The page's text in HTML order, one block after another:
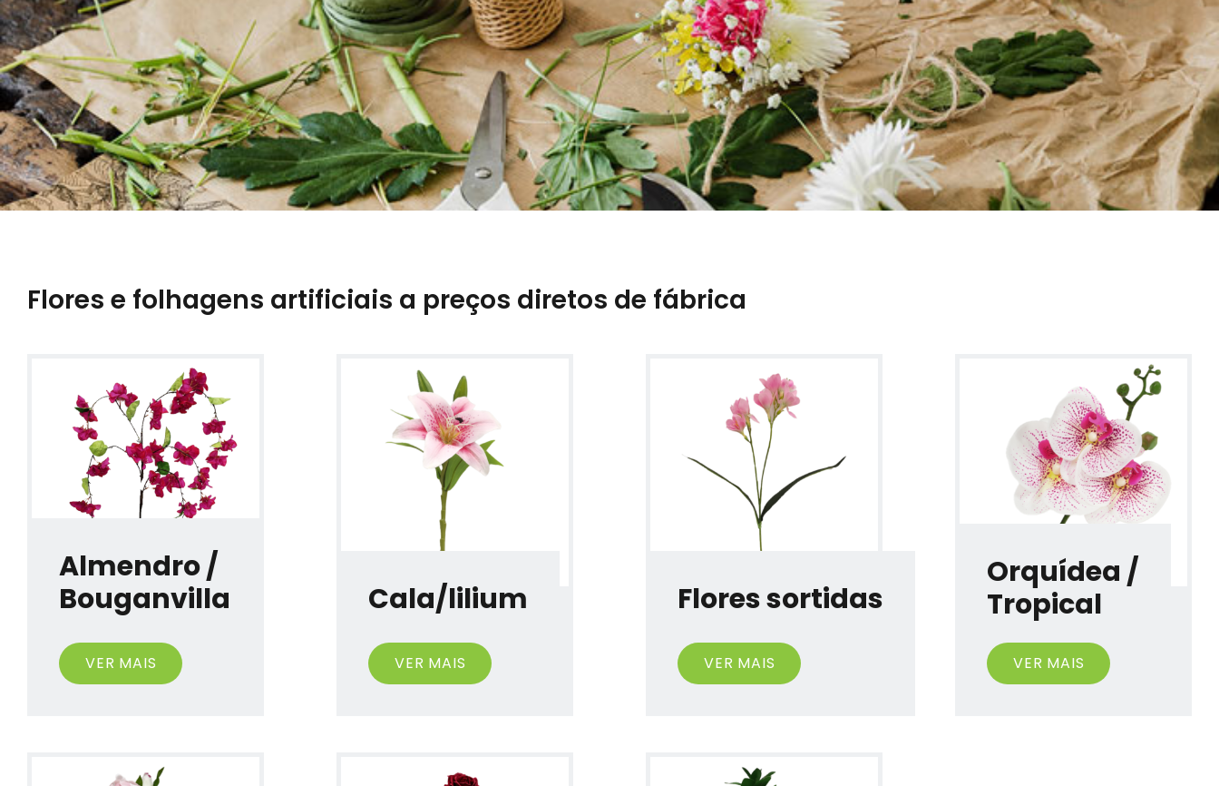
Flores e folhagens artificiais a preços diretos de fábrica
Almendro /
Bouganvilla
VER MAIS
Cala/lilium
VER MAIS
Flores sortidas
VER MAIS
Orquídea /
Tropical
VER MAIS